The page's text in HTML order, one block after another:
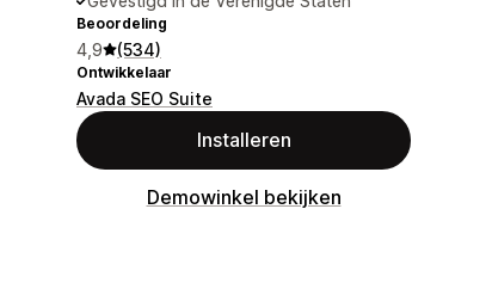
Beoordeling
4,9 (534)
Ontwikkelaar
Avada SEO Suite
Installeren
Demowinkel bekijken